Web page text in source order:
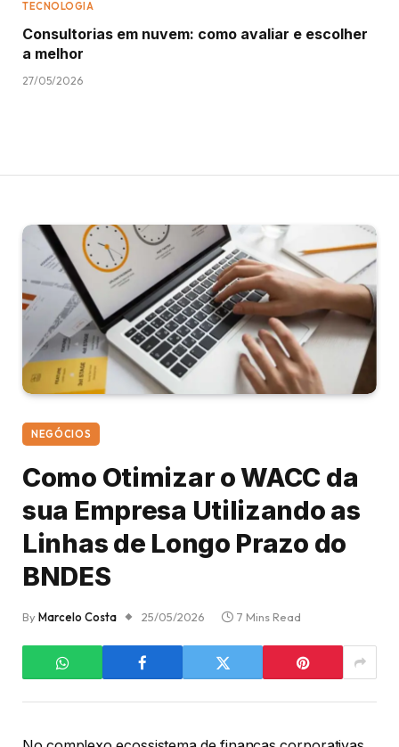
TECNOLOGIA
Consultorias em nuvem: como avaliar e escolher
a melhor
27/05/2026
NEGÓCIOS
Como Otimizar o WACC da
sua Empresa Utilizando as
Linhas de Longo Prazo do
BNDES
ByMarcelo Costa 25/05/2026 7 Mins Read